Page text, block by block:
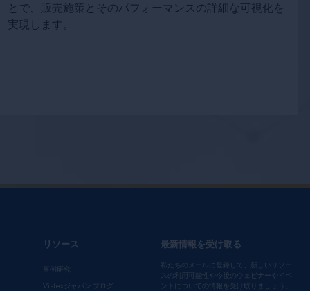
とで、販売施策とそのパフォーマンスの詳細な可視化を
実現します。
リソース
事例研究
Vistexジャパン ブログ
最新情報を受け取る
私たちのメールに登録して、新しいリソー
スの利用可能性や今後のウェビナーやイベ
ントについての情報を受け取りましょう。